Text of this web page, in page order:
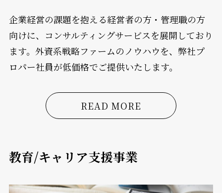
企業経営の課題を抱える経営者の方・管理職の方
向けに、コンサルティングサービスを展開しており
ます。外資系戦略ファームのノウハウを、弊社プ
ロパー社員が低価格でご提供いたします。
READ MORE
教育/キャリア支援事業